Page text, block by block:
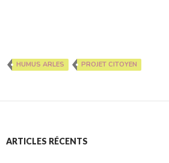
HUMUS ARLES PROJET CITOYEN
ARTICLES RÉCENTS